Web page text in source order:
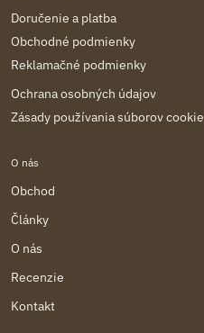
Doručenie a platba
Obchodné podmienky
Reklamačné podmienky
Ochrana osobných údajov
Zásady používania súborov cookie
O nás
Obchod
Články
O nás
Recenzie
Kontakt